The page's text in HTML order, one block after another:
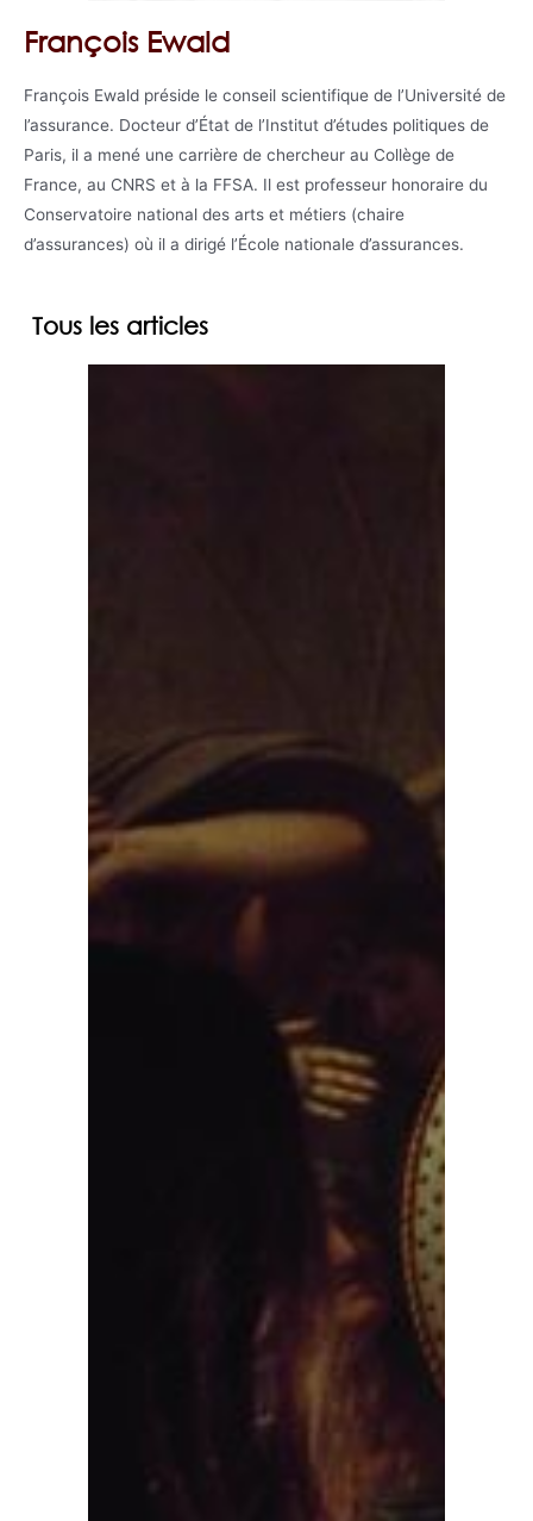
François Ewald
François Ewald préside le conseil scientifique de l’Université de
l’assurance. Docteur d’État de l’Institut d’études politiques de
Paris, il a mené une carrière de chercheur au Collège de
France, au CNRS et à la FFSA. Il est professeur honoraire du
Conservatoire national des arts et métiers (chaire
d’assurances) où il a dirigé l’École nationale d’assurances.
Tous les articles